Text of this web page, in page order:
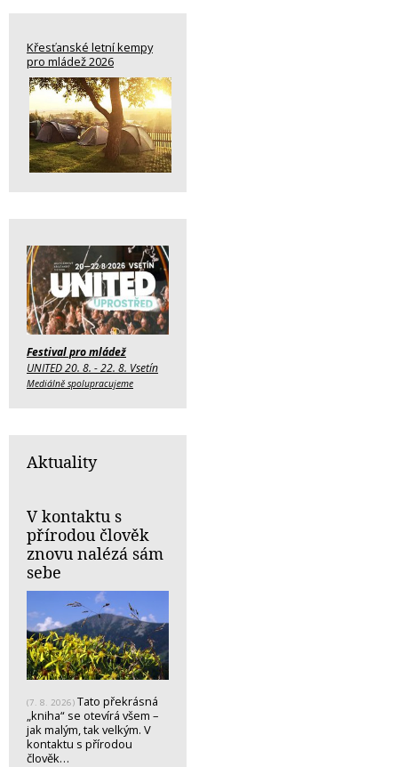
Křesťanské letní kempy
pro mládež 2026
Festival pro mládež
UNITED 20. 8. - 22. 8. Vsetín
Mediálně spolupracujeme
Aktuality
V kontaktu s
přírodou člověk
znovu nalézá sám
sebe
(7. 8. 2026) Tato překrásná
„kniha“ se otevírá všem –
jak malým, tak velkým. V
kontaktu s přírodou
člověk…